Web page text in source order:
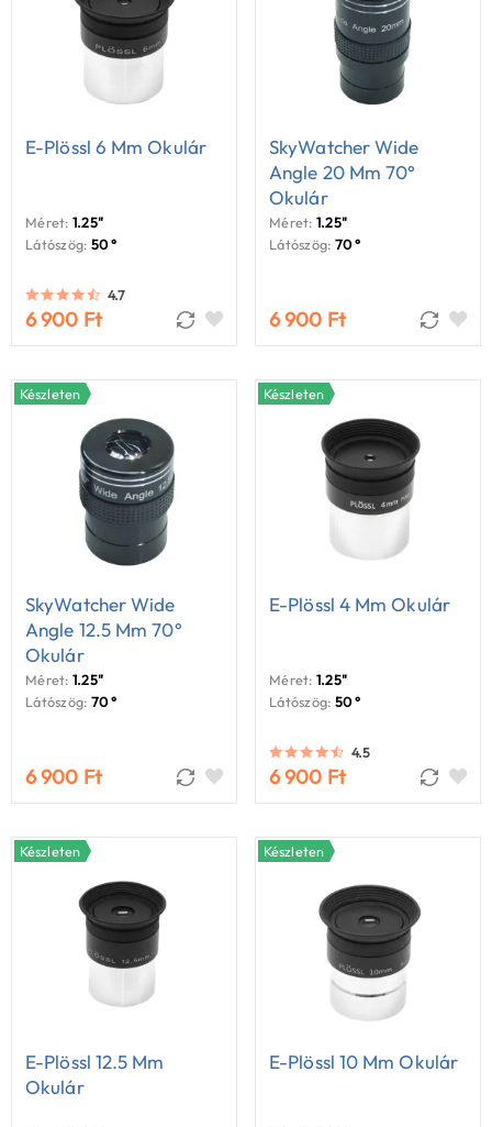
E-Plössl 6 Mm Okulár
Méret: 1.25"
Látószög: 50 °
4.7
6 900 Ft
SkyWatcher Wide
Angle 20 Mm 70°
Okulár
Méret: 1.25"
Látószög: 70 °
6 900 Ft
Készleten
SkyWatcher Wide
Angle 12.5 Mm 70°
Okulár
Méret: 1.25"
Látószög: 70 °
6 900 Ft
Készleten
E-Plössl 4 Mm Okulár
Méret: 1.25"
Látószög: 50 °
4.5
6 900 Ft
Készleten
E-Plössl 12.5 Mm
Okulár
Készleten
E-Plössl 10 Mm Okulár